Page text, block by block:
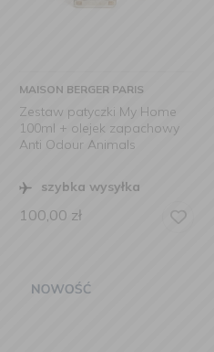
MAISON BERGER PARIS
Zestaw patyczki My Home
100ml + olejek zapachowy
Anti Odour Animals
szybka wysyłka
100,00 zł